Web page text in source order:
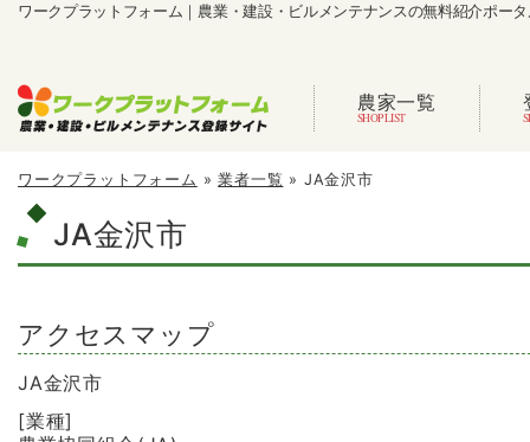
ワークプラットフォーム｜農業・建設・ビルメンテナンスの無料紹介ポー
農家一覧
ワークプラットフォーム »業者一覧 » JA金沢市
JA金沢市
アクセスマップ
JA金沢市
[業種]